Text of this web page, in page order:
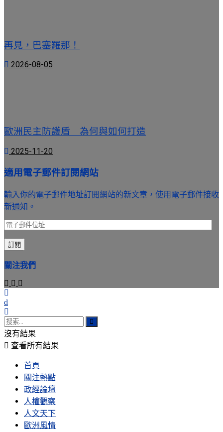
再見，巴塞羅那！
2026-08-05
歐洲民主防護盾 為何與如何打造
2025-11-20
適用電子郵件訂閱網站
輸入你的電子郵件地址訂閱網站的新文章，使用電子郵件接收
新通知。
電
子
郵
件
址
訂閱
關注我們
沒有結果
查看所有結果
首頁
關注熱點
政經論壇
人權觀察
人文天下
歐洲風情